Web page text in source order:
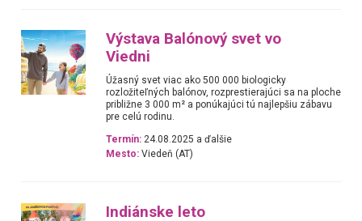
Výstava Balónový svet vo
Viedni
Úžasný svet viac ako 500 000 biologicky
rozložiteľných balónov, rozprestierajúci sa na ploche
približne 3 000 m² a ponúkajúci tú najlepšiu zábavu
pre celú rodinu.
Termín: 24.08.2025 a ďalšie
Mesto: Viedeň (AT)
Indiánske leto